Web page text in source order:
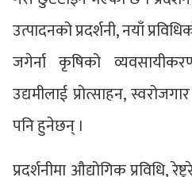
उत्पादनको प्रदर्शनी, नयाँ
जगेर्ना कृषिको
उद्यमीलाई प्रोत्साहन,
पनि हुनेछन् ।
प्रदर्शनीमा औद्योगिक प्रविधि,